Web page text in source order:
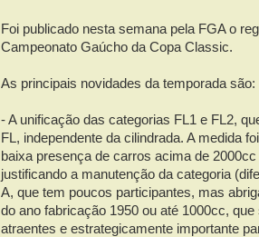
Foi publicado nesta semana pela FGA o
Campeonato Gaúcho da Copa Classic.
As principais novidades da temporada são:
- A unificação das categorias FL1 e FL2,
FL, independente da cilindrada. A medida
baixa presença de carros acima de
justificando a manutenção da categoria
A, que tem poucos participantes, mas
do ano fabricação 1950 ou até 1000cc,
atraentes e estrategicamente importante